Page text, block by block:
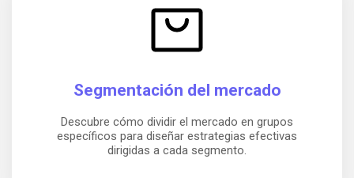
Segmentación del mercado
Descubre cómo dividir el mercado en grupos
específicos para diseñar estrategias efectivas
dirigidas a cada segmento.